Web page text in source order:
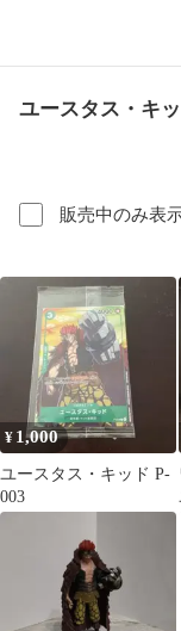
ユースタス・キ
販売中のみ表
¥ 1,000
ユースタス・キッド P-
003